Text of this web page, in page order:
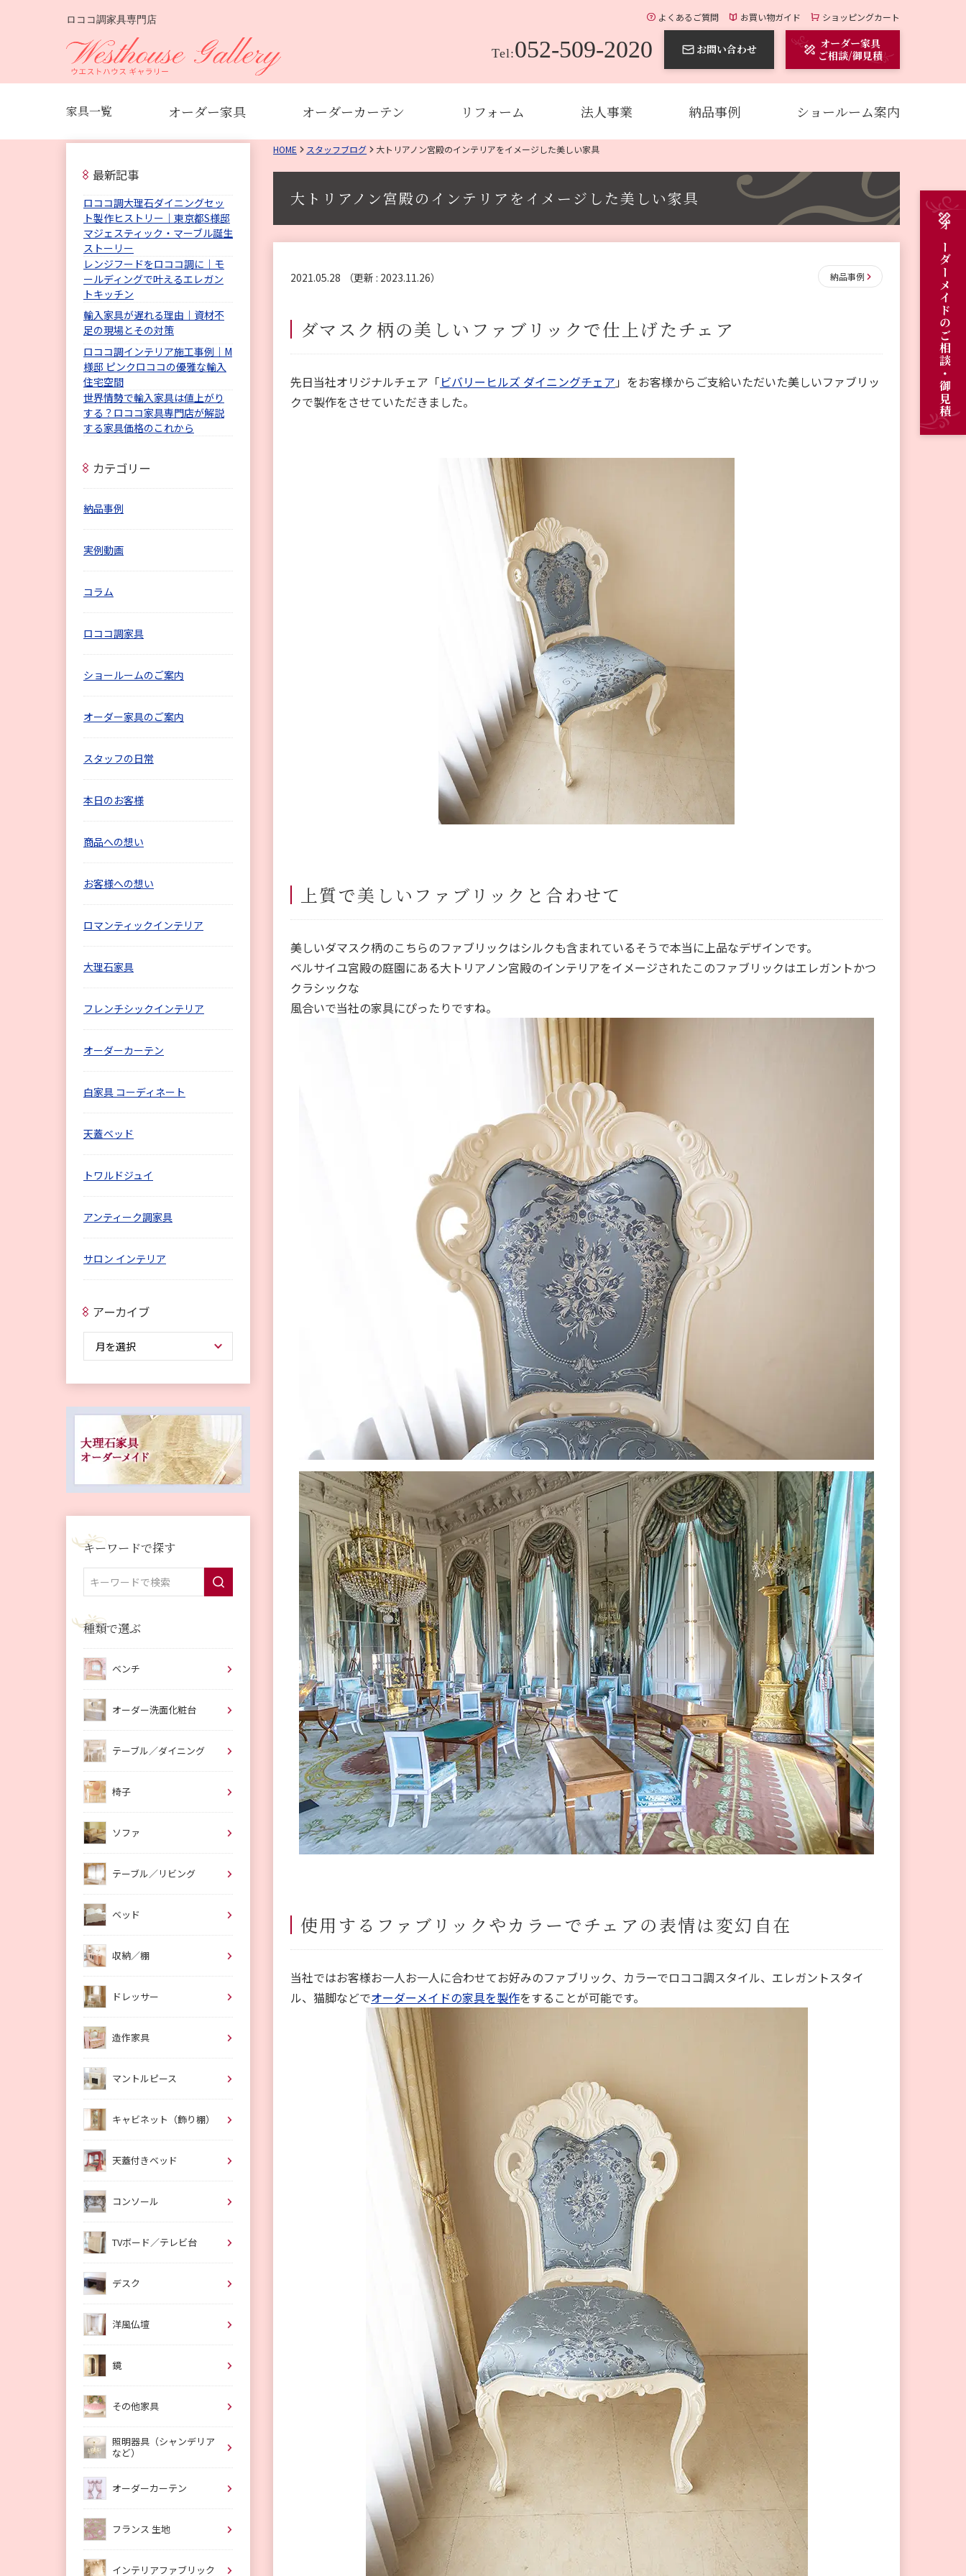
よくあるご質問 お買い物ガイド ショッピングカート
ロココ調家具専門店
Tel:052-509-2020 お問い合わせ
オーダー家具
ご相談/御見積
家具一覧 オーダー家具 オーダーカーテン リフォーム 法人事業 納品事例 ショールーム案内
オーダーメイドのご相談・御見積
HOME スタッフブログ 大トリアノン宮殿のインテリアをイメージした美しい家具
大トリアノン宮殿のインテリアをイメージした美しい家具
2021.05.28 （更新 : 2023.11.26） 納品事例
ダマスク柄の美しいファブリックで仕上げたチェア
先日当社オリジナルチェア「ビバリーヒルズ ダイニングチェア 」をお客様からご支給いただいた美しいファブリッ
クで製作をさせていただきました。
上質で美しいファブリックと合わせて
美しいダマスク柄のこちらのファブリックはシルクも含まれているそうで本当に上品なデザインです。
ベルサイユ宮殿の庭園にある大トリアノン宮殿のインテリアをイメージされたこのファブリックはエレガントかつ
クラシックな
風合いで当社の家具にぴったりですね。
使用するファブリックやカラーでチェアの表情は変幻自在
当社ではお客様お一人お一人に合わせてお好みのファブリック、カラーでロココ調スタイル、エレガントスタイ
ル、猫脚などでオーダーメイドの家具を製作をすることが可能です。
最新記事
ロココ調大理石ダイニングセッ
ト製作ヒストリー｜東京都S様邸
マジェスティック・マーブル誕生
ストーリー
レンジフードをロココ調に｜モ
ールディングで叶えるエレガン
トキッチン
輸入家具が遅れる理由｜資材不
足の現場とその対策
ロココ調インテリア施工事例｜M
様邸 ピンクロココの優雅な輸入
住宅空間
世界情勢で輸入家具は値上がり
する？ロココ家具専門店が解説
する家具価格のこれから
カテゴリー
納品事例
実例動画
コラム
ロココ調家具
ショールームのご案内
オーダー家具のご案内
スタッフの日常
本日のお客様
商品への想い
お客様への想い
ロマンティックインテリア
大理石家具
フレンチシックインテリア
オーダーカーテン
白家具 コーディネート
天蓋ベッド
トワルドジュイ
アンティーク調家具
サロン インテリア
アーカイブ
キーワードで探す
種類で選ぶ
ベンチ
オーダー洗面化粧台
テーブル／ダイニング
椅子
ソファ
テーブル／リビング
ベッド
収納／棚
ドレッサー
造作家具
マントルピース
キャビネット（飾り棚）
天蓋付きベッド
コンソール
TVボード／テレビ台
デスク
洋風仏壇
鏡
その他家具
照明器具（シャンデリア
など）
オーダーカーテン
フランス 生地
インテリアファブリック